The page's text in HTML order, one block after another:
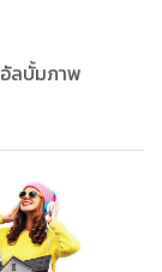
อัลบั้มภาพ